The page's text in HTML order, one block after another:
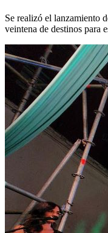
Se realizó el lanzamiento
veintena de destinos para